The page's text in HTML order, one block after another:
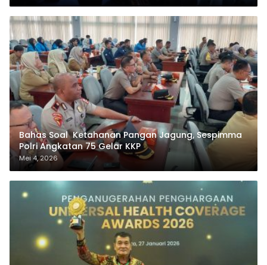
Bahas Soal Ketahanan Pangan Jagung, Sespimma
Polri Angkatan 75 Gelar KKP
Mei 4, 2026